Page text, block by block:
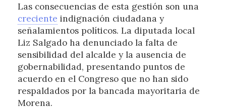
Las consecuencias de esta gestión son una
creciente indignación ciudadana y
señalamientos políticos. La diputada local
Liz Salgado ha denunciado la falta de
sensibilidad del alcalde y la ausencia de
gobernabilidad, presentando puntos de
acuerdo en el Congreso que no han sido
respaldados por la bancada mayoritaria de
Morena.